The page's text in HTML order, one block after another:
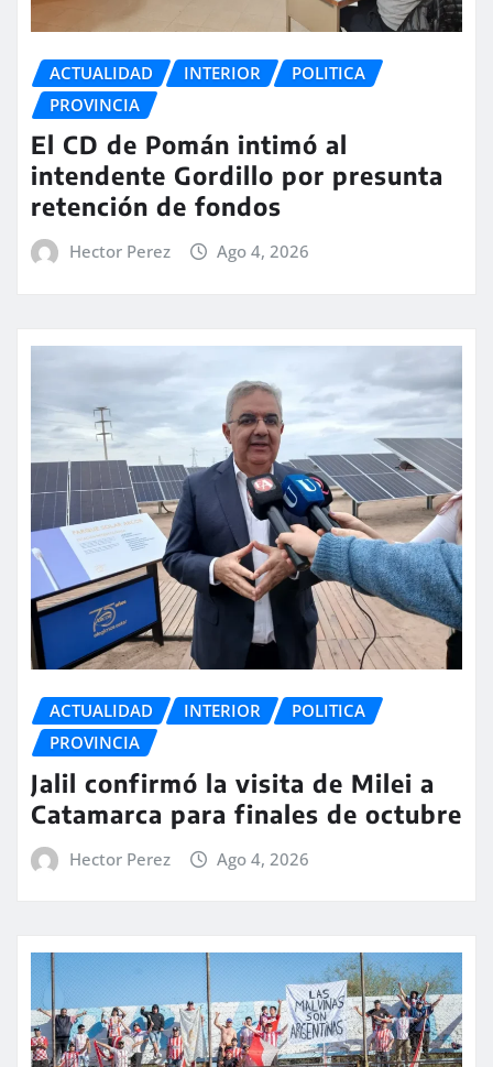
ACTUALIDAD INTERIOR
POLITICA
PROVINCIA
El CD de Pomán intimó al
intendente Gordillo por presunta
retención de fondos
Hector Perez Ago 4, 2026
ACTUALIDAD INTERIOR
POLITICA
PROVINCIA
Jalil confirmó la visita de Milei a
Catamarca para finales de octubre
Hector Perez Ago 4, 2026